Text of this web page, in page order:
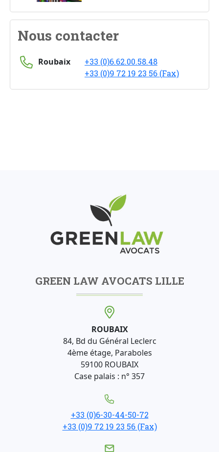
Nous contacter
Roubaix
+33 (0)6.62.00.58.48
+33 (0)9 72 19 23 56 (Fax)
GREEN LAW AVOCATS LILLE
ROUBAIX
84, Bd du Général Leclerc
4ème étage, Paraboles
59100 ROUBAIX
Case palais : n° 357
+33 (0)6-30-44-50-72
+33 (0)9 72 19 23 56 (Fax)